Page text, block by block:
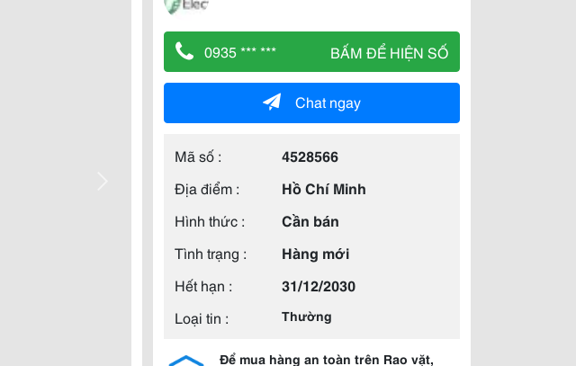
0935 *** *** BẤM ĐỂ HIỆN SỐ
Chat ngay
Mã số :
4528566
Địa điểm :
Hồ Chí Minh
Hình thức :
Cần bán
Tình trạng :
Hàng mới
Hết hạn :
31/12/2030
Loại tin :
Thường
Để mua hàng an toàn trên Rao vặt,